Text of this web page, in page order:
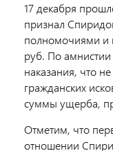
17 декабря
признал
полномочиями и
руб. По
наказания, что
гражданских
суммы ущерба,
Отметим, что
отношении